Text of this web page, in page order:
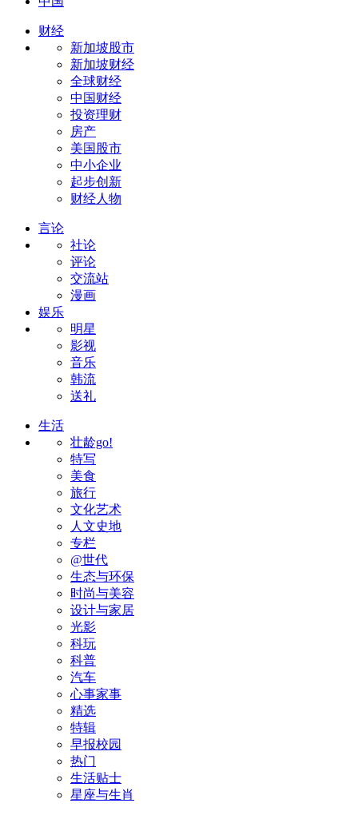
财经
新加坡股市
新加坡财经
全球财经
中国财经
投资理财
房产
美国股市
中小企业
起步创新
财经人物
言论
社论
评论
交流站
漫画
娱乐
明星
影视
音乐
韩流
送礼
生活
壮龄go!
特写
美食
旅行
文化艺术
人文史地
专栏
@世代
生态与环保
时尚与美容
设计与家居
光影
科玩
科普
汽车
心事家事
精选
特辑
早报校园
热门
生活贴士
星座与生肖